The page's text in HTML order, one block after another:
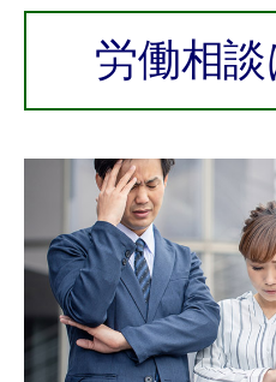
労働相